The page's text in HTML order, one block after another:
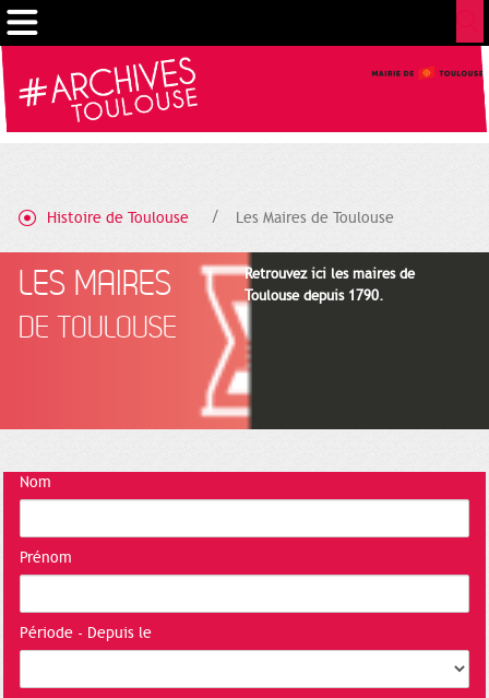
Histoire de Toulouse Les Maires de Toulouse
LES MAIRES
DE TOULOUSE
Retrouvez ici les maires de
Toulouse depuis 1790.
Nom
Prénom
Période - Depuis le
Cookies management panel